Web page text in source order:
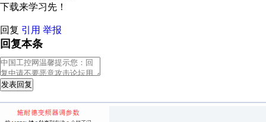
下载来学习先！
回复 引用 举报
回复本条
发表回复